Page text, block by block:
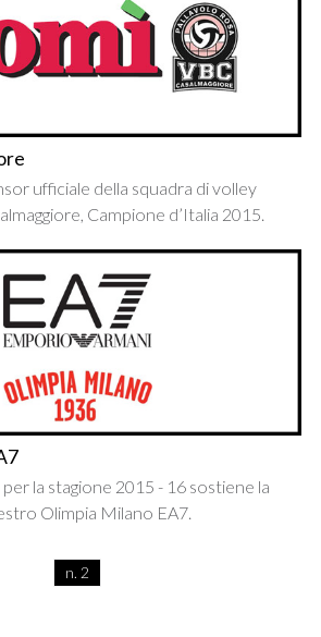
ufficiale della squadra di volley
Campione d’Italia 2015.
la stagione 2015 - 16 sostiene la
Olimpia Milano EA7.
n. 2